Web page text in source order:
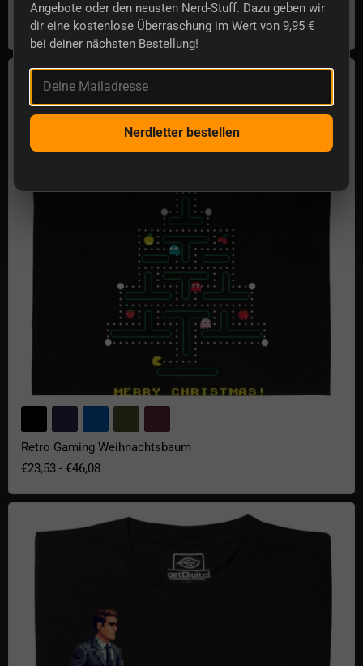
€15,32
Auf Lager
Retro Gaming Weihnachtsbaum
Retro Gaming Weihnachtsbaum
€23,53 - €46,08
Angebote oder den neusten Nerd-Stuff. Dazu geben wir
dir eine kostenlose Überraschung im Wert von 9,95 €
bei deiner nächsten Bestellung!
Deine Mailadresse
Nerdletter bestellen